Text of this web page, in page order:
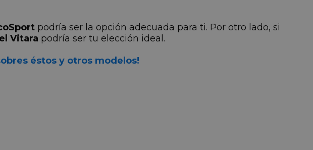
podría ser la opción adecuada para ti. Por otro lado, si
Vitara podría ser tu elección ideal.
éstos y otros modelos!